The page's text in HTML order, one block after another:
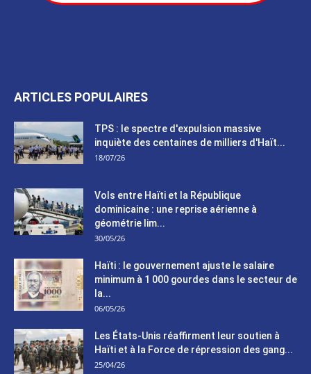
ARTICLES POPULAIRES
TPS : le spectre d'expulsion massive
inquiète des centaines de milliers d'Haït...
18/07/26
Vols entre Haïti et la République
dominicaine : une reprise aérienne à
géométrie lim...
30/05/26
Haïti : le gouvernement ajuste le salaire
minimum à 1 000 gourdes dans le secteur de
la...
06/05/26
Les États-Unis réaffirment leur soutien à
Haïti et à la Force de répression des gang...
25/04/26